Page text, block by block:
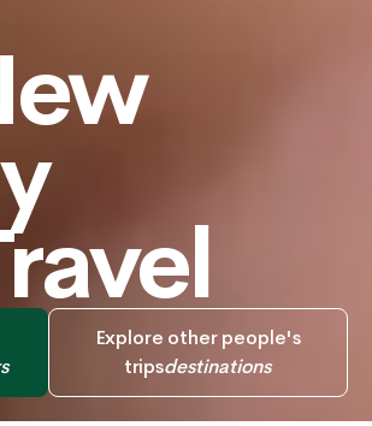
Explore other people's
tripsdestinations